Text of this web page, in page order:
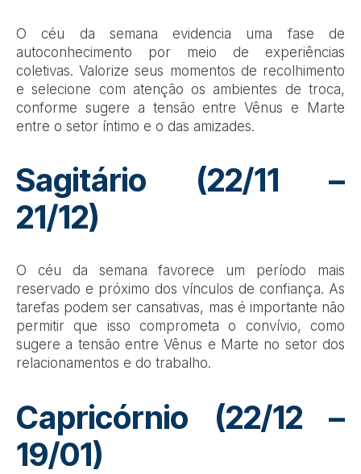
O céu da semana evidencia uma fase de
autoconhecimento por meio de experiências
coletivas. Valorize seus momentos de recolhimento
e selecione com atenção os ambientes de troca,
conforme sugere a tensão entre Vênus e Marte
entre o setor íntimo e o das amizades.
Sagitário (22/11 –
21/12)
O céu da semana favorece um período mais
reservado e próximo dos vínculos de confiança. As
tarefas podem ser cansativas, mas é importante não
permitir que isso comprometa o convívio, como
sugere a tensão entre Vênus e Marte no setor dos
relacionamentos e do trabalho.
Capricórnio (22/12 –
19/01)